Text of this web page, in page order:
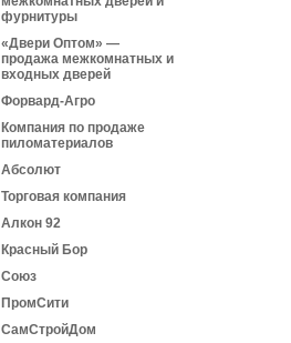
фурнитуры
«Двери Оптом» —
продажа межкомнатных и
входных дверей
Форвард-Агро
Компания по продаже
пиломатериалов
Абсолют
Торговая компания
Алкон 92
Красный Бор
Союз
ПромСити
СамСтройДом